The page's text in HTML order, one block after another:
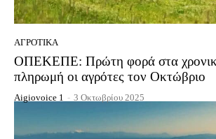
ΑΓΡΟΤΙΚΆ
ΟΠΕΚΕΠΕ: Πρώτη φορά στα
πληρωμή οι αγρότες τον Οκτώβριο
Aigiovoice 1 - 3 Οκτωβρίου 2025